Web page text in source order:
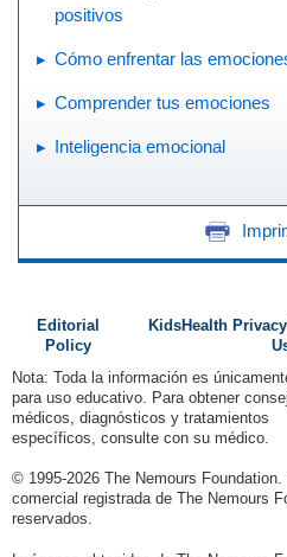
positivos
Cómo enfrentar las
Comprender tus emociones
Inteligencia emocional
Editorial
Policy
KidsHealth
Nota: Toda la información es
para uso educativo. Para obtener
médicos, diagnósticos y tratamientos
específicos, consulte con su médico.
© 1995-2026 The Nemours
comercial registrada de The Nemours
reservados.